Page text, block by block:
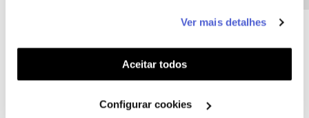
funcionalidades (cookies de personalização e
funcionalidade) e adaptar anúncios aos seus interesses
(cookies de publicidade personalizada). Pode gerir a
utilização dos cookies clicando em "Configurar
Ver mais detalhes
Aceitar todos
Configurar cookies